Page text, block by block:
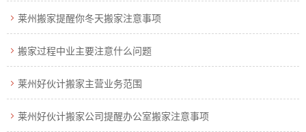
莱州搬家提醒你冬天搬家注意事项
搬家过程中业主要注意什么问题
莱州好伙计搬家主营业务范围
莱州好伙计搬家公司提醒办公室搬家注意事项